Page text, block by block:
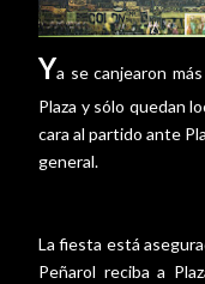
Ya se canjearon
Plaza y sólo quedan
cara al partido ante
general.
La fiesta está
Peñarol reciba a